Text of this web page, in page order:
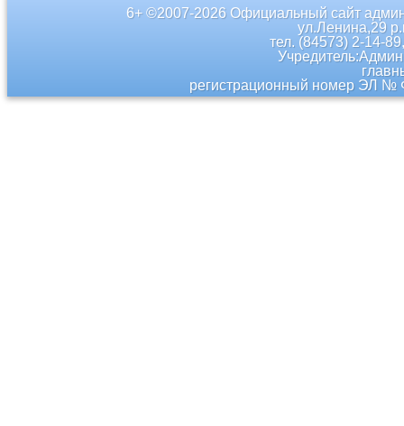
6+ ©2007-2026 Официальный сайт
ул.Ленина,29
тел. (84573) 2-14-
регистрационный номер ЭЛ №